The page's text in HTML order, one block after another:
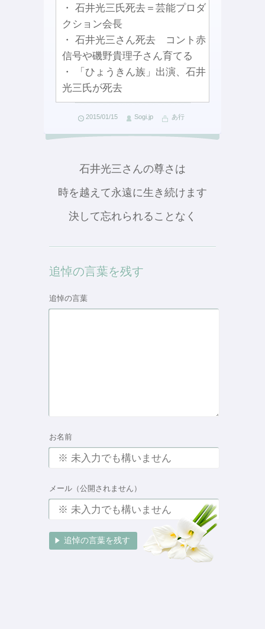
・ 石井光三氏死去＝芸能プロダ
クション会長
・ 石井光三さん死去 コント赤
信号や磯野貴理子さん育てる
・ 「ひょうきん族」出演、石井
光三氏が死去
2015/01/15 Sogi.jp あ行
石井光三さんの尊さは
時を越えて永遠に生き続けます
決して忘れられることなく
追悼の言葉を残す
追悼の言葉
お名前
メール（公開されません）